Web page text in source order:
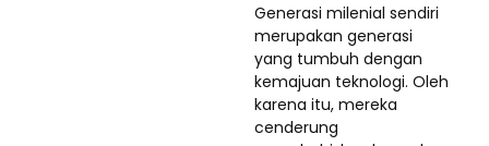
Generasi milenial sendiri
merupakan generasi
yang tumbuh dengan
kemajuan teknologi. Oleh
karena itu, mereka
cenderung